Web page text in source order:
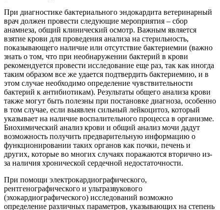
При диагностике бактериального эндокардита ветеринарный
врач должен провести следующие мероприятия – сбор
анамнеза, общий клинический осмотр. Важным является
взятие крови для проведения анализа на стерильность,
показывающего наличие или отсутствие бактериемии (важно
знать о том, что при необнаружении бактерий в крови
рекомендуется провести исследование еще раз, так как иногда
таким образом все же удается подтвердить бактериемию, и в
этом случае необходимо определение чувствительности
бактерий к антибиотикам). Результаты общего анализа крови
также могут быть полезны при постановке диагноза, особенно
в том случае, если выявлен сильный лейкоцитоз, который
указывает на наличие воспалительного процесса в организме.
Биохимический анализ крови и общий анализ мочи дадут
возможность получить предварительную информацию о
функционировании таких органов как почки, печень и
других, которые во многих случаях поражаются вторично из-
за наличия хронической сердечной недостаточности.
При помощи электрокардиографического,
рентгенографического и ультразвукового
(эхокардиографического) исследований возможно
определение различных параметров, указывающих на степень